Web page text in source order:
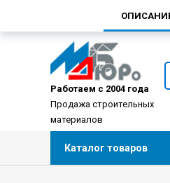
Работаем с 2004 года
Продажа строительных
материалов
Каталог товаров